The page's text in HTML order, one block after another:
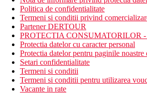
Politica de confidentialitate
Termeni si conditii privind
Partener DERTOUR
PROTECTIA CONSUMATORILOR -
Protectia datelor cu caracter personal
Protectia datelor pentru paginile noastre
Setari confidentialitate
Termeni si conditii
Termeni si conditii pentru utilizarea
Vacante in rate